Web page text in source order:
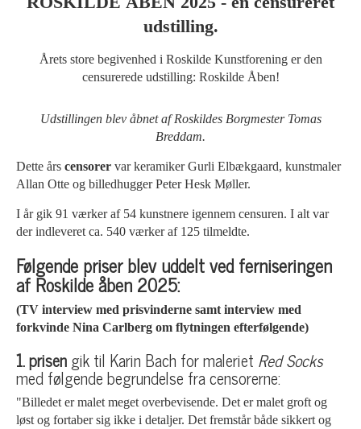
udstilling.
Årets store begivenhed i Roskilde Kunstforening er den
censurerede udstilling: Roskilde Åben!
Udstillingen blev åbnet af Roskildes Borgmester Tomas
Breddam.
Dette års censorer var keramiker Gurli Elbækgaard, kunstmaler
Allan Otte og billedhugger Peter Hesk Møller.
I år gik 91 værker af 54 kunstnere igennem censuren. I alt var
der indleveret ca. 540 værker af 125 tilmeldte.
Følgende priser blev uddelt ved ferniseringen
af Roskilde åben 2025:
(TV interview med prisvinderne samt interview med
forkvinde Nina Carlberg om flytningen efterfølgende)
1. prisengik til Karin Bach for maleriet Red Socks
med følgende begrundelse fra censorerne:
"Billedet er malet meget overbevisende. Det er malet groft og
løst og fortaber sig ikke i detaljer. Det fremstår både sikkert og